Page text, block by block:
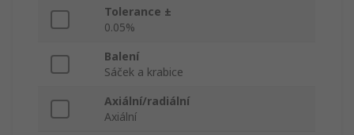
Tolerance ±
0.05%
Balení
Sáček a krabice
Axiální/radiální
Axiální